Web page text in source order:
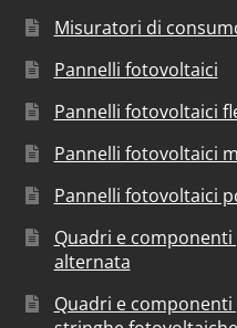
Misuratori di
Pannelli fotovoltaici
Pannelli fotovoltaici
Pannelli fotovoltaici
Pannelli fotovoltaici
Quadri e
alternata
Quadri e